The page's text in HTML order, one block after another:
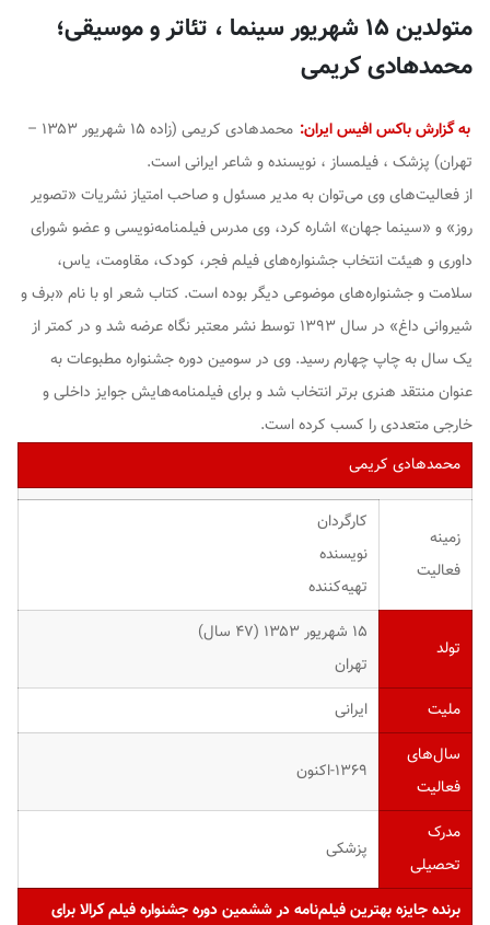
متولدین ۱۵ شهریور سینما ، تئاتر و موسیقی؛
محمدهادی کریمی
به گزارش باکس افیس ایران:
محمدهادی کریمی (زاده ۱۵ شهریور ۱۳۵۳ –
تهران) پزشک ، فیلمساز ، نویسنده و شاعر ایرانی است.
از فعالیت‌های وی می‌توان به مدیر مسئول و صاحب امتیاز نشریات «تصویر
روز» و «سینما جهان» اشاره کرد، وی مدرس فیلمنامه‌نویسی و عضو شورای
داوری و هیئت انتخاب جشنواره‌های فیلم فجر، کودک، مقاومت، یاس،
سلامت و جشنواره‌های موضوعی دیگر بوده ‌است. کتاب شعر او با نام «برف و
شیروانی داغ» در سال ۱۳۹۳ توسط نشر معتبر نگاه عرضه شد و در کمتر از
یک سال به چاپ چهارم رسید. وی در سومین دوره جشنواره مطبوعات به
عنوان منتقد هنری برتر انتخاب شد و برای فیلمنامه‌هایش جوایز داخلی و
خارجی متعددی را کسب کرده‌ است.
محمدهادی کریمی
زمینه
فعالیت
کارگردان
نویسنده
تهیه‌کننده
تولد
۱۵ شهریور ۱۳۵۳ ‏(۴۷ سال)
تهران
ملیت
ایرانی
سال‌های
فعالیت
۱۳۶۹-اکنون
مدرک
تحصیلی
پزشکی
برنده جایزه بهترین فیلم‌نامه در ششمین دوره جشنواره فیلم کرالا برای